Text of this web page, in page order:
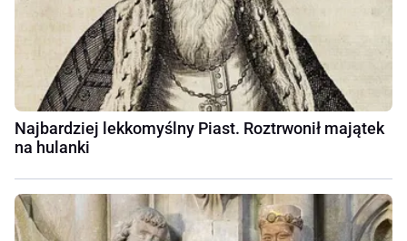
Najbardziej lekkomyślny Piast. Roztrwonił majątek
na hulanki